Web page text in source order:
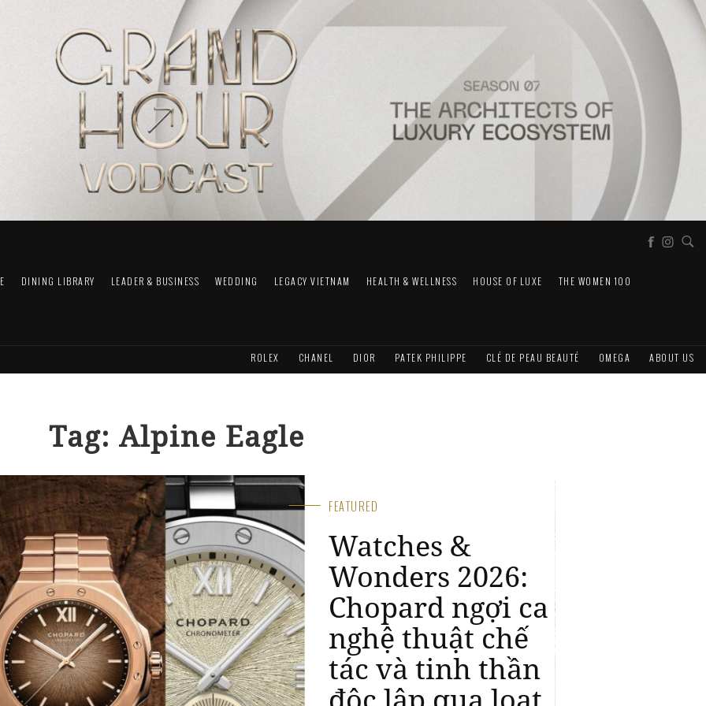
DINING LIBRARY LEADER & BUSINESS WEDDING LEGACY VIETNAM HEALTH & WELLNESS HOUSE OF LUXE THE WOMEN 100
ROLEX CHANEL DIOR PATEK PHILIPPE CLÉ DE PEAU BEAUTÉ OMEGA ABOUT US
Tag: Alpine Eagle
FEATURED
Watches &
Wonders 2026:
Chopard ra mắt
Alpine Eagle 41
XPS trong chất